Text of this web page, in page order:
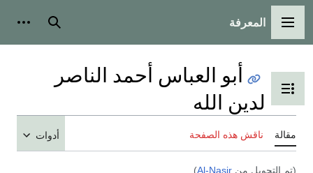
القائمة الرئيسية
المعرفة بحث
تبديل عرض جدول المحتويات
أبو العباس أحمد الناصر
لدين الله
مقالة ناقش هذه الصفحة أدوات
(تم التحويل من Al-Nasir
)